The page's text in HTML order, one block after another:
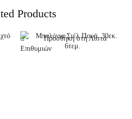
Products
Προσθήκη στη Λίστα
Επιθυμιών